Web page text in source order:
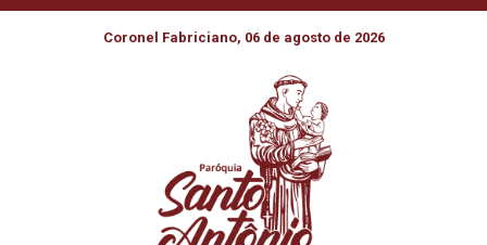
Coronel Fabriciano, 06 de agosto de 2026